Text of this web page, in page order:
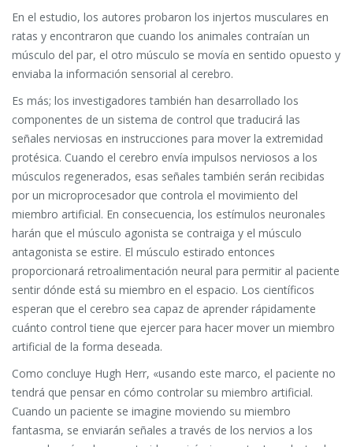
En el estudio, los autores probaron los injertos musculares en
ratas y encontraron que cuando los animales contraían un
músculo del par, el otro músculo se movía en sentido opuesto y
enviaba la información sensorial al cerebro.
Es más; los investigadores también han desarrollado los
componentes de un sistema de control que traducirá las
señales nerviosas en instrucciones para mover la extremidad
protésica. Cuando el cerebro envía impulsos nerviosos a los
músculos regenerados, esas señales también serán recibidas
por un microprocesador que controla el movimiento del
miembro artificial. En consecuencia, los estímulos neuronales
harán que el músculo agonista se contraiga y el músculo
antagonista se estire. El músculo estirado entonces
proporcionará retroalimentación neural para permitir al paciente
sentir dónde está su miembro en el espacio. Los científicos
esperan que el cerebro sea capaz de aprender rápidamente
cuánto control tiene que ejercer para hacer mover un miembro
artificial de la forma deseada.
Como concluye Hugh Herr, «usando este marco, el paciente no
tendrá que pensar en cómo controlar su miembro artificial.
Cuando un paciente se imagine moviendo su miembro
fantasma, se enviarán señales a través de los nervios a los